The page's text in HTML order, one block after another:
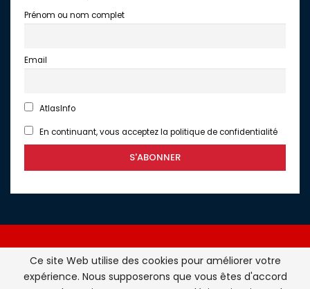
Prénom ou nom complet
Email
AtlasInfo
En continuant, vous acceptez la politique de confidentialité
Atlasinfo.fr : l'essentiel de l'actualité de la France et du
Ce site Web utilise des cookies pour améliorer votre
expérience. Nous supposerons que vous êtes d'accord